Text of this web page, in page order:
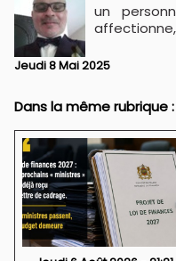
un
Jeudi 8 Mai 2025
Dans la même rubrique :